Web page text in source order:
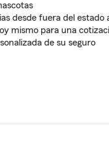
desde fuera del estado
mismo para una
de su seguro